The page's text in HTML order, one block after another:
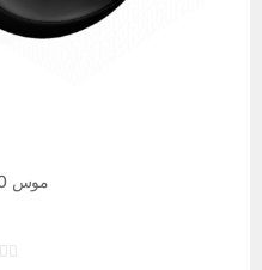
موس N200 رپو